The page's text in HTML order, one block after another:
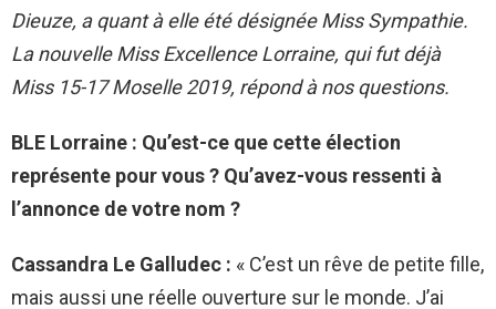
Dieuze, a quant à elle été désignée Miss Sympathie.
La nouvelle Miss Excellence Lorraine, qui fut déjà
Miss 15-17 Moselle 2019, répond à nos questions.
BLE Lorraine : Qu’est-ce que cette élection
représente pour vous ? Qu’avez-vous ressenti à
l’annonce de votre nom ?
Cassandra Le Galludec : « C’est un rêve de petite fille,
mais aussi une réelle ouverture sur le monde. J’ai